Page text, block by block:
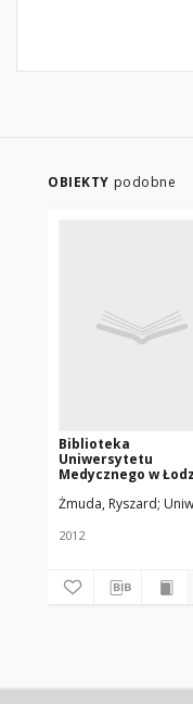
OBIEKTY podobne
Biblioteka
Uniwersytetu
Medycznego w
2012 roku
Żmuda, Ryszard
2012